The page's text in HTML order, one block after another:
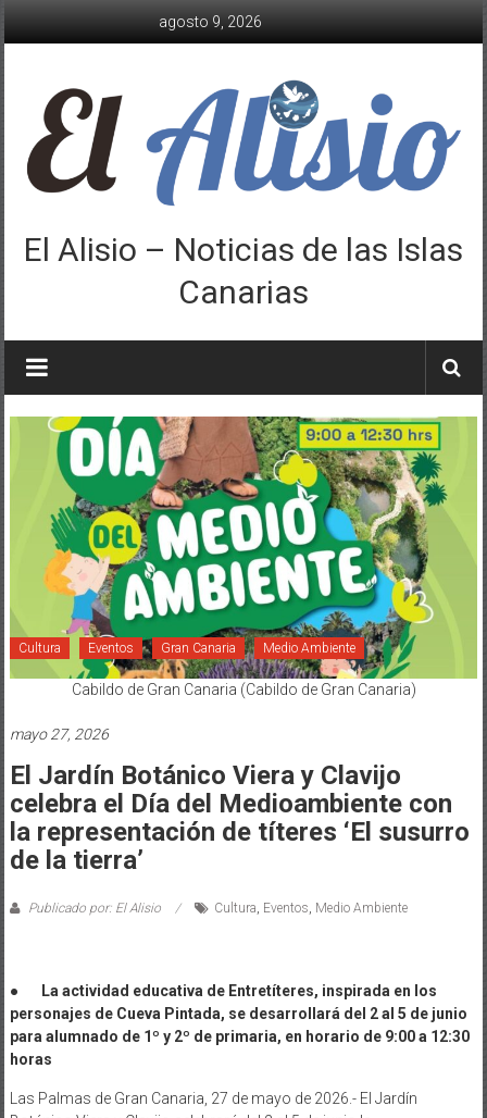
agosto 9, 2026
El Alisio – Noticias de las Islas
Canarias
Cultura Eventos Gran Canaria Medio Ambiente
Cabildo de Gran Canaria (Cabildo de Gran Canaria)
mayo 27, 2026
El Jardín Botánico Viera y Clavijo
celebra el Día del Medioambiente con
la representación de títeres ‘El susurro
de la tierra’
Publicado por: El Alisio Cultura Eventos Medio Ambiente
● La actividad educativa de Entretíteres, inspirada en los
personajes de Cueva Pintada, se desarrollará del 2 al 5 de junio
para alumnado de 1º y 2º de primaria, en horario de 9:00 a 12:30
horas
Las Palmas de Gran Canaria, 27 de mayo de 2026.- El Jardín